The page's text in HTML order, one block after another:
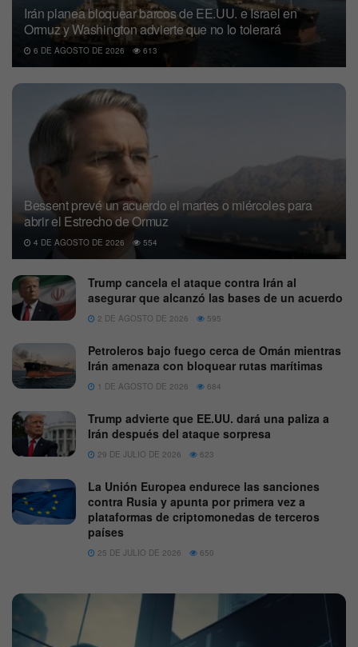
Irán planea bloquear barcos de EE.UU. e Israel en
Ormuz y Washington advierte que no lo tolerará
6 DE AGOSTO DE 2026 613
Bessent prevé un acuerdo el martes o miércoles para
abrir el Estrecho de Ormuz
4 DE AGOSTO DE 2026 554
Trump cancela el ataque contra Irán al
asegurar que alcanzó las bases de un acuerdo
2 DE AGOSTO DE 2026 595
Petroleros bajo fuego cerca de Omán mientras
Irán amenaza con bloquear rutas marítimas
1 DE AGOSTO DE 2026 684
Trump advierte que EE.UU. dará una paliza a
Irán después del ataque sorpresa
29 DE JULIO DE 2026 623
La Unión Europea endurece las sanciones
contra Rusia y apunta por primera vez a
plataformas de criptomonedas de terceros
países
25 DE JULIO DE 2026 650